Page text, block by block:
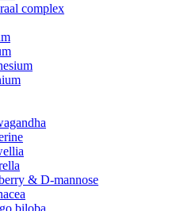
complex
& D-mannose
biloba